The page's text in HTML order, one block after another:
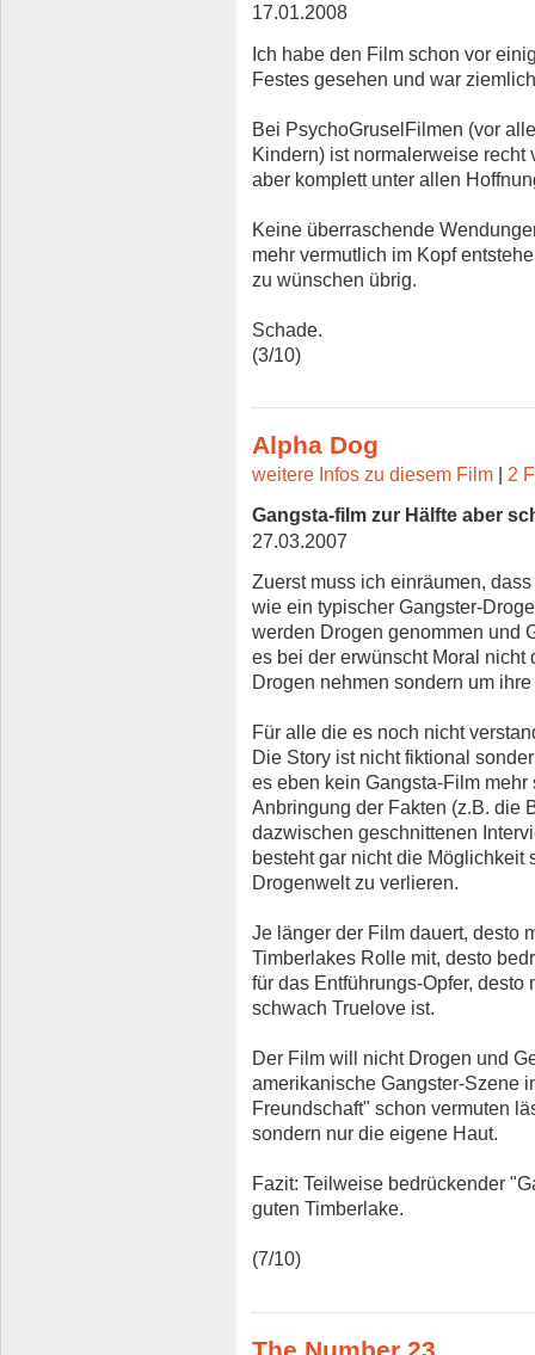
17.01.2008
Ich habe den Film schon vor
Festes gesehen und war
Bei PsychoGruselFilmen (vor
Kindern) ist normalerweise
aber komplett unter allen
Keine überraschende
mehr vermutlich im Kopf
zu wünschen übrig.
Schade.
(3/10)
Alpha Dog
weitere Infos zu diesem Film
2
Gangsta-film zur Hälfte aber
27.03.2007
Zuerst muss ich einräumen,
wie ein typischer Gangster-
werden Drogen genommen und
es bei der erwünscht Moral
Drogen nehmen sondern um ihre
Für alle die es noch nicht
Die Story ist nicht fiktional
es eben kein Gangsta-Film
Anbringung der Fakten (z.B. die
dazwischen geschnittenen
besteht gar nicht die
Drogenwelt zu verlieren.
Je länger der Film dauert, desto
Timberlakes Rolle mit, desto
für das Entführungs-Opfer,
schwach Truelove ist.
Der Film will nicht Drogen und
amerikanische Gangster-Szene
Freundschaft" schon vermuten
sondern nur die eigene Haut.
Fazit: Teilweise bedrückender
guten Timberlake.
(7/10)
The Number 23